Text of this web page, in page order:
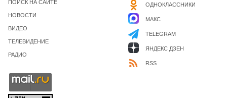
ПОИСК НА САЙТЕ
НОВОСТИ
ВИДЕО
ТЕЛЕВИДЕНИЕ
РАДИО
ОДНОКЛАССНИКИ
МАКС
TELEGRAM
ЯНДЕКС ДЗЕН
RSS